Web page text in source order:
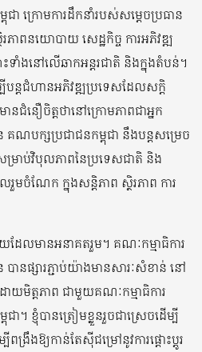
ជា ក្រោមការដឹកនាំរបស់សម្ដេចប្រធាន
ភាពនយោបាយ សេដ្ឋកិច្ច ការអភិវឌ្ឍ
ះទាំងនៅលើឆាកអន្តរជាតិ និងក្នុងតំបន់។
បន្តជំហានអភិវឌ្ឍប្រទេសដែលសក្តិ
ជំនឿចិត្តថានៅក្រោមភាពជាអ្នក
គណបក្សប្រជាជនកម្ពុជា នឹងបន្តសម្រេច
រាប់វិបុលភាពនៃប្រទេសជាតិ និង
ចំណែក ក្នុងសន្តិភាព ស្ថិរភាព ការ
ែលមានអនាគតរួម។ គណៈកម្មាធិការ
នផ្សារភ្ជាប់យ៉ាងមានសារៈសំខាន់ នៅ
ោយមិត្តភាព ជាមួយគណៈកម្មាធិការ
។ ខ្ញុំបានត្រៀមខ្លួនរួចជាស្រេចដើម្បី
ពង្រឹងឱ្យកាន់តែស៊ីជម្រៅនូវការផ្ដោះប្ដូរ